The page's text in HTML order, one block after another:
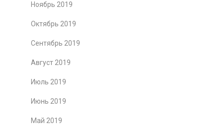
Ноябрь 2019
Октябрь 2019
Сентябрь 2019
Август 2019
Июль 2019
Июнь 2019
Май 2019